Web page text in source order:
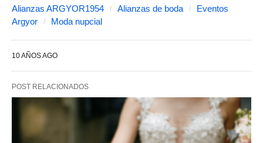
Alianzas ARGYOR1954 Alianzas de boda
Eventos
Argyor
Moda nupcial
10 AÑOS AGO
POST RELACIONADOS